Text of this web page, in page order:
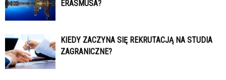
ERASMUSA?
KIEDY ZACZYNA SIĘ REKRUTACJĄ NA STUDIA
ZAGRANICZNE?